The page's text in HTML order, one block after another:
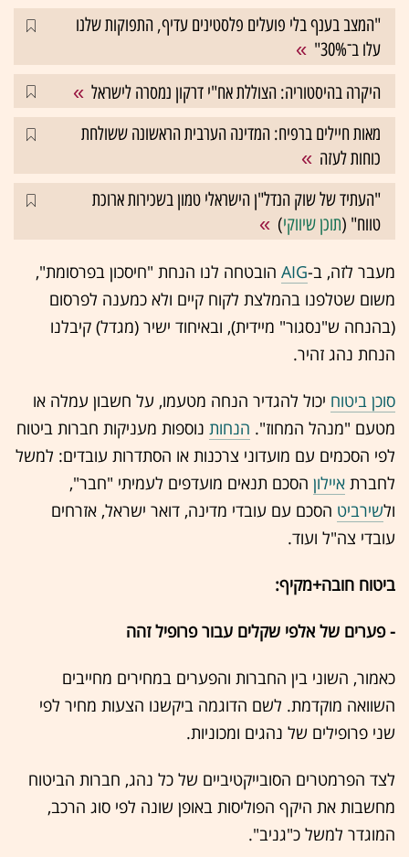
"המצב בענף בלי פועלים פלסטינים עדיף, התפוקות שלנו
עלו ב־30%"
היקרה בהיסטוריה: הצוללת אח"י דרקון נמסרה לישראל
מאות חיילים ברפיח: המדינה הערבית הראשונה ששולחת
כוחות לעזה
"העתיד של שוק הנדל"ן הישראלי טמון בשכירות ארוכת
טווח" (תוכן שיווקי)
מעבר לזה, ב-AIG הובטחה לנו הנחת "חיסכון בפרסומת",
משום שטלפנו בהמלצת לקוח קיים ולא כמענה לפרסום
(בהנחה ש"נסגור" מיידית), ובאיחוד ישיר (מגדל) קיבלנו
הנחת נהג זהיר.
סוכן ביטוח יכול להגדיר הנחה מטעמו, על חשבון עמלה או
מטעם "מנהל המחוז". הנחות נוספות מעניקות חברות ביטוח
לפי הסכמים עם מועדוני צרכנות או הסתדרות עובדים: למשל
לחברת איילון הסכם תנאים מועדפים לעמיתי "חבר",
ולשירביט הסכם עם עובדי מדינה, דואר ישראל, אזרחים
עובדי צה"ל ועוד.
ביטוח חובה+מקיף:
- פערים של אלפי שקלים עבור פרופיל זהה
כאמור, השוני בין החברות והפערים במחירים מחייבים
השוואה מוקדמת. לשם הדוגמה ביקשנו הצעות מחיר לפי
שני פרופילים של נהגים ומכוניות.
לצד הפרמטרים הסובייקטיביים של כל נהג, חברות הביטוח
מחשבות את היקף הפוליסות באופן שונה לפי סוג הרכב,
המוגדר למשל כ"גניב".